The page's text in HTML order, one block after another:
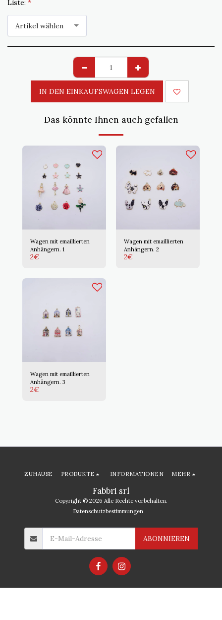
Liste: *
Artikel wählen
IN DEN EINKAUFSWAGEN LEGEN
Das könnte Ihnen auch gefallen
Wagen mit emaillierten
Anhängern. 1
2€
Wagen mit emaillierten
Anhängern. 2
2€
Wagen mit emaillierten
Anhängern. 3
2€
Fabbri srl
Copyright © 2026 Alle Rechte vorbehalten.
Datenschutzbestimmungen
ZUHAUSE PRODUKTE INFORMATIONEN MEHR
ABONNIEREN